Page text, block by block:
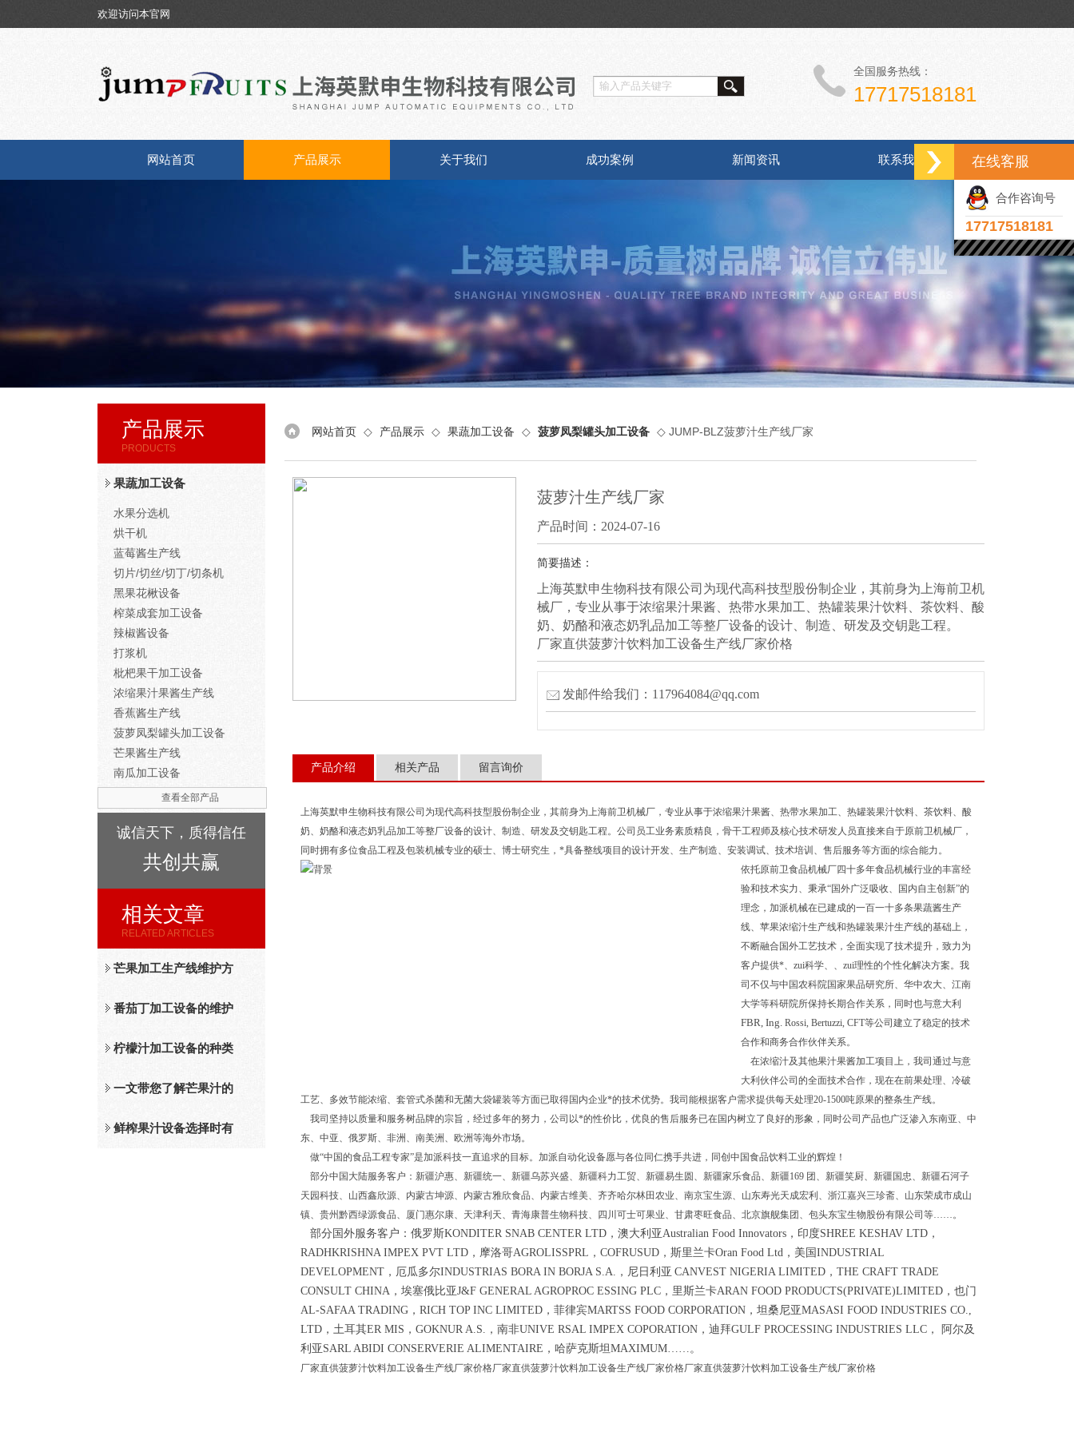
欢迎访问本官网
全国服务热线：
17717518181
网站首页 产品展示 关于我们 成功案例 新闻资讯 联系我们
产品展示
PRODUCTS
果蔬加工设备
水果分选机
烘干机
蓝莓酱生产线
切片/切丝/切丁/切条机
黑果花楸设备
榨菜成套加工设备
辣椒酱设备
打浆机
枇杷果干加工设备
浓缩果汁果酱生产线
香蕉酱生产线
菠萝凤梨罐头加工设备
芒果酱生产线
南瓜加工设备
查看全部产品
诚信天下，质得信任
共创共赢
相关文章
RELATED ARTICLES
芒果加工生产线维护方
法
番茄丁加工设备的维护
保养措施分析
柠檬汁加工设备的种类
及工作原理介绍
一文带您了解芒果汁的
整套设备和工作流程
鲜榨果汁设备选择时有
网站首页 ◇ 产品展示 ◇ 果蔬加工设备 ◇ 菠萝凤梨罐头加工设备 ◇ JUMP-BLZ菠萝汁生产线厂家
菠萝汁生产线厂家
产品时间：2024-07-16
简要描述：
上海英默申生物科技有限公司为现代高科技型股份制企业，其前身为上海前卫机
械厂，专业从事于浓缩果汁果酱、热带水果加工、热罐装果汁饮料、茶饮料、酸
奶、奶酪和液态奶乳品加工等整厂设备的设计、制造、研发及交钥匙工程。
厂家直供菠萝汁饮料加工设备生产线厂家价格
发邮件给我们：117964084@qq.com
产品介绍 相关产品 留言询价
上海英默申生物科技有限公司为现代高科技型股份制企业，其前身为上海前卫机械厂，专业从事于浓缩果汁果酱、热带水果加工、热罐装果汁饮料、茶饮料、酸
奶、奶酪和液态奶乳品加工等整厂设备的设计、制造、研发及交钥匙工程。公司员工业务素质精良，骨干工程师及核心技术研发人员直接来自于原前卫机械厂，
同时拥有多位食品工程及包装机械专业的硕士、博士研究生，*具备整线项目的设计开发、生产制造、安装调试、技术培训、售后服务等方面的综合能力。
依托原前卫食品机械厂四十多年食品机械行业的丰富经
验和技术实力、秉承“国外广泛吸收、国内自主创新”的
理念，加派机械在已建成的一百一十多条果蔬酱生产
线、苹果浓缩汁生产线和热罐装果汁生产线的基础上，
不断融合国外工艺技术，全面实现了技术提升，致力为
客户提供*、zui科学、、zui理性的个性化解决方案。我
司不仅与中国农科院国家果品研究所、华中农大、江南
大学等科研院所保持长期合作关系，同时也与意大利
FBR, Ing. Rossi, Bertuzzi, CFT等公司建立了稳定的技术
合作和商务合作伙伴关系。
在浓缩汁及其他果汁果酱加工项目上，我司通过与意
大利伙伴公司的全面技术合作，现在在前果处理、冷破
工艺、多效节能浓缩、套管式杀菌和无菌大袋罐装等方面已取得国内企业*的技术优势。我司能根据客户需求提供每天处理20-1500吨原果的整条生产线。
我司坚持以质量和服务树品牌的宗旨，经过多年的努力，公司以*的性价比，优良的售后服务已在国内树立了良好的形象，同时公司产品也广泛渗入东南亚、中
东、中亚、俄罗斯、非洲、南美洲、欧洲等海外市场。
做“中国的食品工程专家”是加派科技一直追求的目标。加派自动化设备愿与各位同仁携手共进，同创中国食品饮料工业的辉煌！
部分中国大陆服务客户：新疆沪惠、新疆统一、新疆乌苏兴盛、新疆科力工贸、新疆易生圆、新疆家乐食品、新疆169 团、新疆笑厨、新疆国忠、新疆石河子
天园科技、山西鑫欣源、内蒙古坤源、内蒙古雅欣食品、内蒙古维美、齐齐哈尔林田农业、南京宝生源、山东寿光天成宏利、浙江嘉兴三珍斋、山东荣成市成山
镇、贵州黔西绿源食品、厦门惠尔康、天津利天、青海康普生物科技、四川可士可果业、甘肃枣旺食品、北京旗舰集团、包头东宝生物股份有限公司等……。
部分国外服务客户：俄罗斯KONDITER SNAB CENTER LTD，澳大利亚Australian Food Innovators，印度SHREE KESHAV LTD，
RADHKRISHNA IMPEX PVT LTD，摩洛哥AGROLISSPRL，COFRUSUD，斯里兰卡Oran Food Ltd，美国INDUSTRIAL
DEVELOPMENT，厄瓜多尔INDUSTRIAS BORA IN BORJA S.A.，尼日利亚 CANVEST NIGERIA LIMITED ，THE CRAFT TRADE
CONSULT CHINA，埃塞俄比亚J&F GENERAL AGROPROC ESSING PLC，里斯兰卡ARAN FOOD PRODUCTS(PRIVATE)LIMITED，也门
AL-SAFAA TRADING，RICH TOP INC LIMITED，菲律宾MARTSS FOOD CORPORATION，坦桑尼亚MASASI FOOD INDUSTRIES CO.,
LTD，土耳其ER MIS，GOKNUR A.S.，南非UNIVE RSAL IMPEX COPORATION，迪拜GULF PROCESSING INDUSTRIES LLC， 阿尔及
利亚SARL ABIDI CONSERVERIE ALIMENTAIRE，哈萨克斯坦MAXIMUM……。
厂家直供菠萝汁饮料加工设备生产线厂家价格厂家直供菠萝汁饮料加工设备生产线厂家价格厂家直供菠萝汁饮料加工设备生产线厂家价格
在线客服
合作咨询号
17717518181